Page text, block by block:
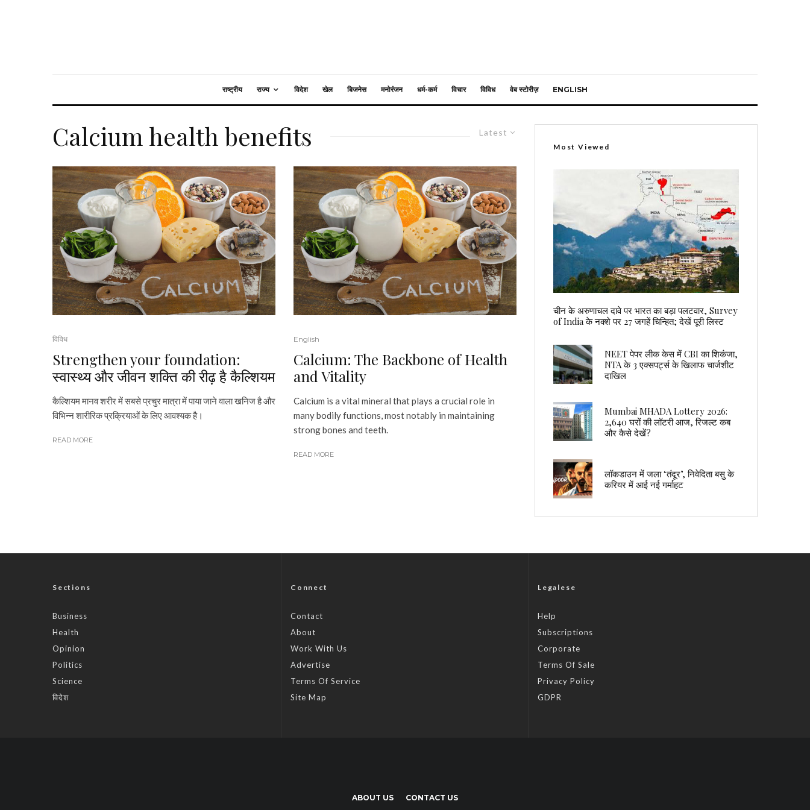
राष्ट्रीय राज्य विदेश खेल बिजनेस मनोरंजन धर्म-कर्म विचार विविध वेब स्टोरीज़ ENGLISH
Latest
Calcium health benefits
विविध
Strengthen your foundation:
स्वास्थ्य और जीवन शक्ति की रीढ़ है कैल्शियम
कैल्शियम मानव शरीर में सबसे प्रचुर मात्रा में पाया जाने वाला खनिज है और
विभिन्न शारीरिक प्रक्रियाओं के लिए आवश्यक है।
READ MORE
English
Calcium: The Backbone of Health
and Vitality
Calcium is a vital mineral that plays a crucial role in
many bodily functions, most notably in maintaining
strong bones and teeth.
READ MORE
Most Viewed
चीन के अरुणाचल दावे पर भारत का बड़ा पलटवार, Survey
of India के नक्शे पर 27 जगहें चिन्हित; देखें पूरी लिस्ट
NEET पेपर लीक केस में CBI का शिकंजा,
NTA के 3 एक्सपर्ट्स के खिलाफ चार्जशीट
दाखिल
Mumbai MHADA Lottery 2026:
2,640 घरों की लॉटरी आज, रिजल्ट कब
और कैसे देखें?
लॉकडाउन में जला ‘तंदूर’, निवेदिता बसु के
करियर में आई नई गर्माहट
Sections
Business
Health
Opinion
Politics
Science
विदेश
Connect
Contact
About
Work With Us
Advertise
Terms Of Service
Site Map
Legalese
Help
Subscriptions
Corporate
Terms Of Sale
Privacy Policy
GDPR
ABOUT US CONTACT US